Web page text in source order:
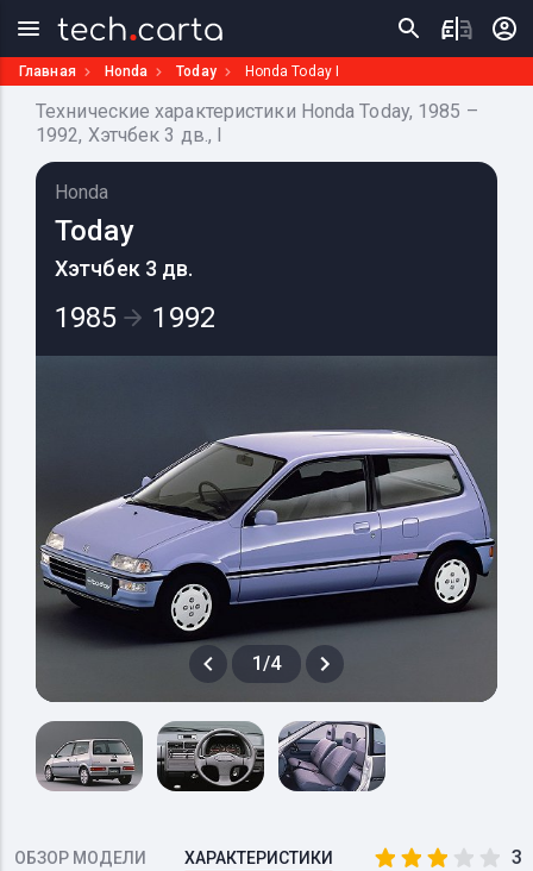
Главная Honda Today Honda Today I
Технические характеристики Honda Today, 1985 –
1992, Хэтчбек 3 дв., I
Honda
Today
Хэтчбек 3 дв.
1985 1992
1/4
ОБЗОР МОДЕЛИ ХАРАКТЕРИСТИКИ